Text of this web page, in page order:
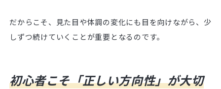
だからこそ、見た目や体調の変化にも目を向けながら、少
しずつ続けていくことが重要となるのです。
初心者こそ「正しい方向性」が大切